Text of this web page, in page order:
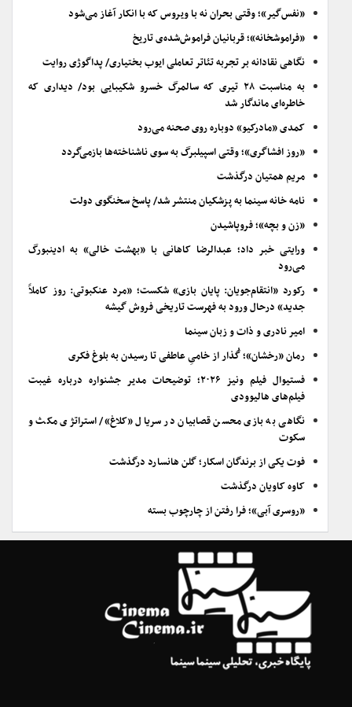
«نفس‌گیر»؛ وقتی بحران نه با ویروس که با انکار آغاز می‌شود
«فراموشخانه»؛ قربانیان فراموش‌شده‌ی تاریخ
نگاهی نقادانه بر تجربه تئاتر تعاملی ایوب بختیاری/ پداگوژی روایت
به مناسبت ۲۸ تیری که سالمرگ خسرو شکیبایی بود/ دیداری که
خاطره‌ای ماندگار شد
کمدی «مادرکیو» دوباره روی صحنه می‌رود
«روز افشاگری»؛ وقتی اسپیلبرگ به سوی ناشناخته‌ها بازمی‌گردد
مریم همتیان درگذشت
نامه خانه سینما به پزشکیان منتشر شد/ پاسخ سخنگوی دولت
«زن و بچه»؛ فروپاشیدن
ورایتی خبر داد؛ عبدالرضا کاهانی با «بهشت خالی» به ادینبورگ
می‌رود
رکورد «انتقام‌جویان: پایان بازی» شکست؛ «مرد عنکبوتی: روز کاملاً
جدید» درحال ورود به فهرست تاریخی فروش گیشه
امیر نادری و ذات و زبان سینما
رمان «رخشان»؛ گُذار از خامیِ عاطفی تا رسیدن به بلوغ فکری
فستیوال فیلم ونیز ۲۰۲۶؛ توضیحات مدیر جشنواره درباره غیبت
فیلم‌های هالیوودی
نگاهی به بازی محسن قصابیان در سریال «کلاغ»/ استراتژی مکث و
سکوت
فوت یکی از برندگان اسکار؛ گلن هانسارد درگذشت
کاوه کاویان درگذشت
«روسری آبی»؛ فرا رفتن از چارچوب بسته